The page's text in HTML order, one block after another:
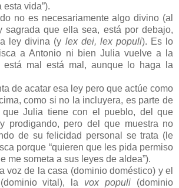
vida”).
no es necesariamente algo divino (al
sagrada que ella sea, está por debajo,
ley divina (y lex dei, lex populi). Es lo
a Antonio ni bien Julia vuelve a la
está mal está mal, aunque lo haga la
de acatar esa ley pero que actúe como
como si no la incluyera, es parte de
que Julia tiene con el pueblo, del que
prodigando, pero del que muestra no
de su felicidad personal se trata (le
porque “quieren que les pida permiso
me someta a sus leyes de aldea”).
voz de la casa (dominio doméstico) y el
vital), la vox populi (dominio